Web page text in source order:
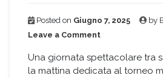
Posted on Giugno 7, 2025 by
Leave a Comment
Padel
Experience
Una giornata spettacolare tra
la mattina dedicata al torneo